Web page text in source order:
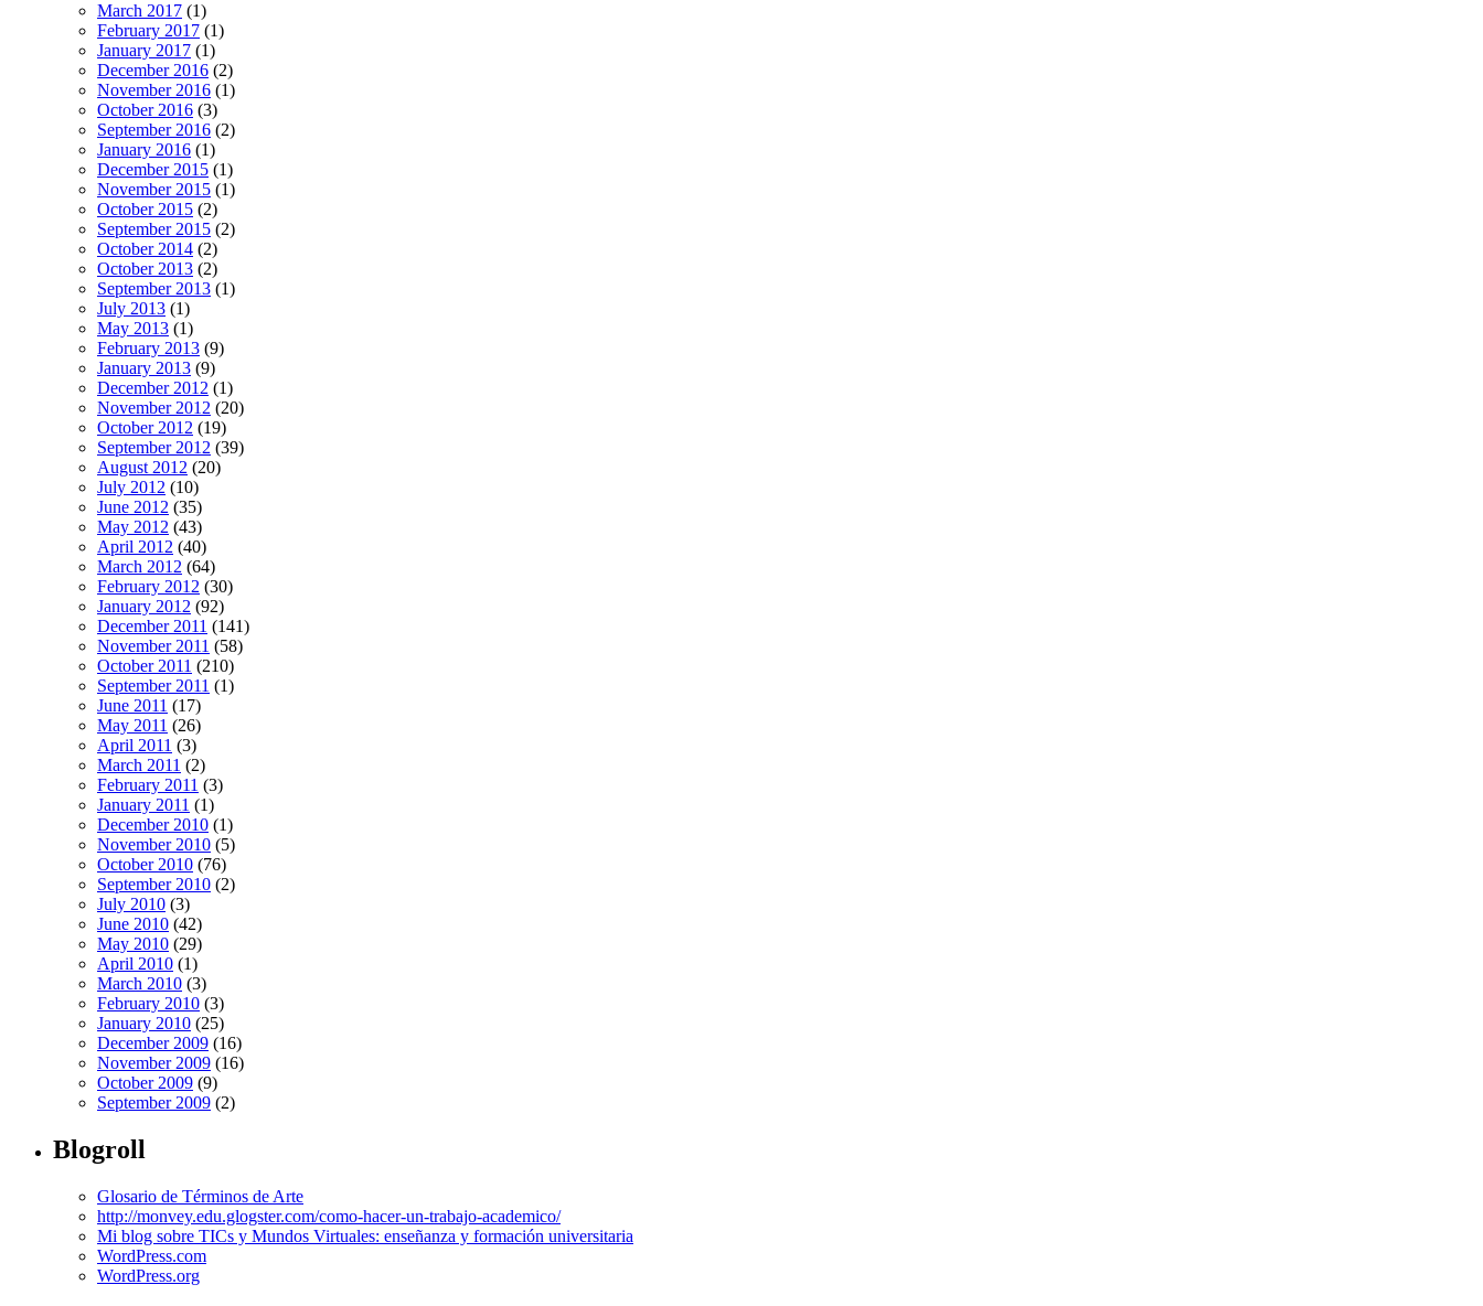
March 2017 (1)
February 2017 (1)
January 2017 (1)
December 2016 (2)
November 2016 (1)
October 2016 (3)
September 2016 (2)
January 2016 (1)
December 2015 (1)
November 2015 (1)
October 2015 (2)
September 2015 (2)
October 2014 (2)
October 2013 (2)
September 2013 (1)
July 2013 (1)
May 2013 (1)
February 2013 (9)
January 2013 (9)
December 2012 (1)
November 2012 (20)
October 2012 (19)
September 2012 (39)
August 2012 (20)
July 2012 (10)
June 2012 (35)
May 2012 (43)
April 2012 (40)
March 2012 (64)
February 2012 (30)
January 2012 (92)
December 2011 (141)
November 2011 (58)
October 2011 (210)
September 2011 (1)
June 2011 (17)
May 2011 (26)
April 2011 (3)
March 2011 (2)
February 2011 (3)
January 2011 (1)
December 2010 (1)
November 2010 (5)
October 2010 (76)
September 2010 (2)
July 2010 (3)
June 2010 (42)
May 2010 (29)
April 2010 (1)
March 2010 (3)
February 2010 (3)
January 2010 (25)
December 2009 (16)
November 2009 (16)
October 2009 (9)
September 2009 (2)
Blogroll
Glosario de Términos de Arte
http://monvey.edu.glogster.com/como-hacer-un-trabajo-academico/
Mi blog sobre TICs y Mundos Virtuales: enseñanza y formación universitaria
WordPress.com
WordPress.org